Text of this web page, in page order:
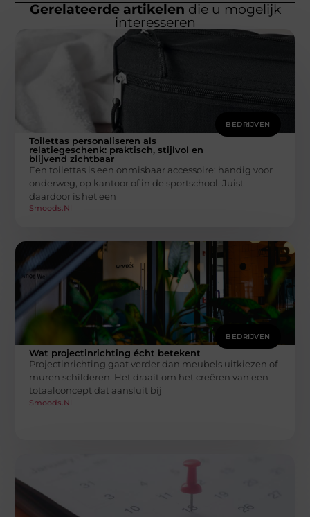
Gerelateerde artikelen die u mogelijk
interesseren
BEDRIJVEN
Toilettas personaliseren als
relatiegeschenk: praktisch, stijlvol en
blijvend zichtbaar
Een toilettas is een onmisbaar accessoire: handig voor
onderweg, op kantoor of in de sportschool. Juist
daardoor is het een
Smoods.nl
BEDRIJVEN
Wat projectinrichting écht betekent
Projectinrichting gaat verder dan meubels uitkiezen of
muren schilderen. Het draait om het creëren van een
totaalconcept dat aansluit bij
Smoods.nl